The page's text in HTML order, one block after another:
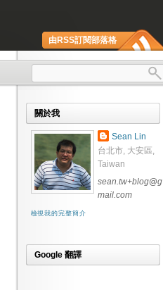
由RSS訂閱部落格
關於我
Sean Lin
台北市, 大安區,
Taiwan
sean.tw+blog@g
mail.com
檢視我的完整簡介
Google 翻譯